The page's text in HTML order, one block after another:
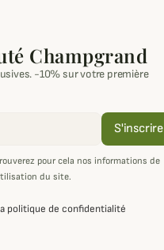
Champgrand
-10% sur votre première
S'inscrire
pour cela nos informations de
du site.
politique de confidentialité